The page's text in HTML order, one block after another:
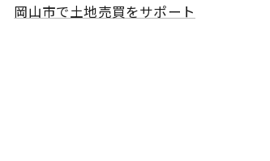
岡山市で土地売買をサポート